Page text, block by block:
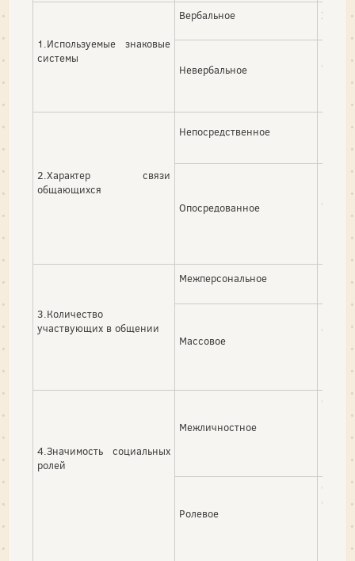
1.Используемые знаковые
системы
Вербальное
Невербальное
2.Характер связи
общающихся
Непосредственное
Опосредованное
3.Количество
участвующих в общении
Межперсональное
Массовое
4.Значимость социальных
ролей
Межличностное
Ролевое